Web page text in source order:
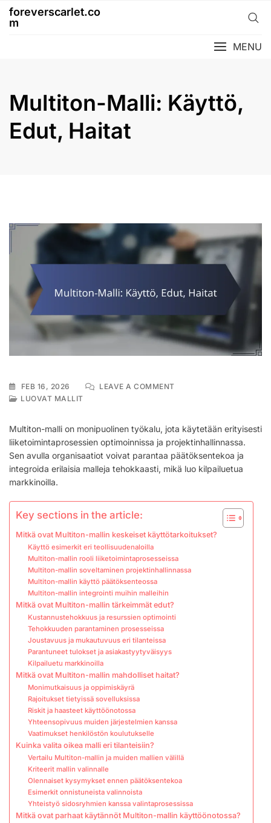
Skipforeverscarlet.co
m
MENU
Multiton-Malli: Käyttö,
Edut, Haitat
FEB 16, 2026 LEAVE A COMMENTON
EDUT,
HAITAT
LUOVAT MALLIT
Multiton-malli on monipuolinen työkalu, jota käytetään erityisesti
liiketoimintaprosessien optimoinnissa ja projektinhallinnassa.
Sen avulla organisaatiot voivat parantaa päätöksentekoa ja
integroida erilaisia malleja tehokkaasti, mikä luo kilpailuetua
markkinoilla.
Key sections in the article:
Mitkä ovat Multiton-mallin keskeiset käyttötarkoitukset?
Käyttö esimerkit eri teollisuudenaloilla
Multiton-mallin rooli liiketoimintaprosesseissa
Multiton-mallin soveltaminen projektinhallinnassa
Multiton-mallin käyttö päätöksenteossa
Multiton-mallin integrointi muihin malleihin
Mitkä ovat Multiton-mallin tärkeimmät edut?
Kustannustehokkuus ja resurssien optimointi
Tehokkuuden parantaminen prosesseissa
Joustavuus ja mukautuvuus eri tilanteissa
Parantuneet tulokset ja asiakastyytyväisyys
Kilpailuetu markkinoilla
Mitkä ovat Multiton-mallin mahdolliset haitat?
Monimutkaisuus ja oppimiskäyrä
Rajoitukset tietyissä sovelluksissa
Riskit ja haasteet käyttöönotossa
Yhteensopivuus muiden järjestelmien kanssa
Vaatimukset henkilöstön koulutukselle
Kuinka valita oikea malli eri tilanteisiin?
Vertailu Multiton-mallin ja muiden mallien välillä
Kriteerit mallin valinnalle
Olennaiset kysymykset ennen päätöksentekoa
Esimerkit onnistuneista valinnoista
Yhteistyö sidosryhmien kanssa valintaprosessissa
Mitkä ovat parhaat käytännöt Multiton-mallin käyttöönotossa?